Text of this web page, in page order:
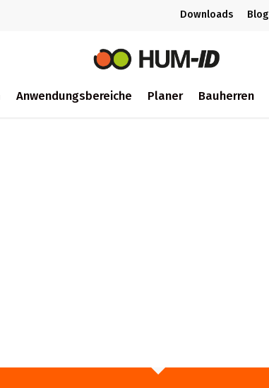
Downloads Blog
Anwendungsbereiche Planer Bauherren